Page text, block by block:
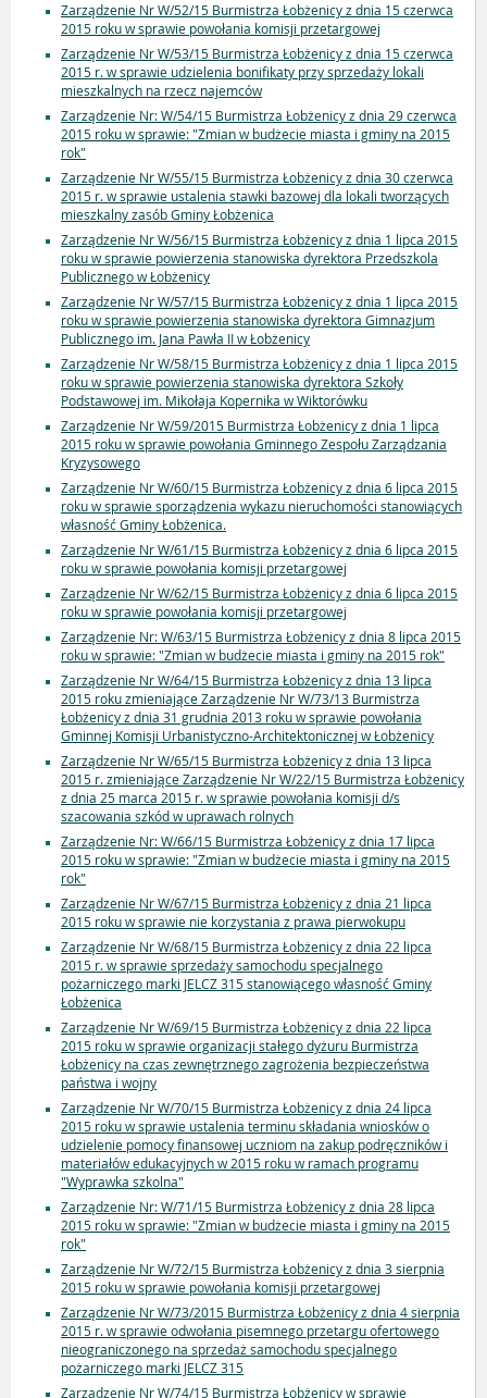
Zarządzenie Nr W/52/15 Burmistrza Łobżenicy z dnia 15 czerwca
2015 roku w sprawie powołania komisji przetargowej
Zarządzenie Nr W/53/15 Burmistrza Łobżenicy z dnia 15 czerwca
2015 r. w sprawie udzielenia bonifikaty przy sprzedaży lokali
mieszkalnych na rzecz najemców
Zarządzenie Nr: W/54/15 Burmistrza Łobżenicy z dnia 29 czerwca
2015 roku w sprawie: "Zmian w budżecie miasta i gminy na 2015
rok"
Zarządzenie Nr W/55/15 Burmistrza Łobżenicy z dnia 30 czerwca
2015 r. w sprawie ustalenia stawki bazowej dla lokali tworzących
mieszkalny zasób Gminy Łobżenica
Zarządzenie Nr W/56/15 Burmistrza Łobżenicy z dnia 1 lipca 2015
roku w sprawie powierzenia stanowiska dyrektora Przedszkola
Publicznego w Łobżenicy
Zarządzenie Nr W/57/15 Burmistrza Łobżenicy z dnia 1 lipca 2015
roku w sprawie powierzenia stanowiska dyrektora Gimnazjum
Publicznego im. Jana Pawła II w Łobżenicy
Zarządzenie Nr W/58/15 Burmistrza Łobżenicy z dnia 1 lipca 2015
roku w sprawie powierzenia stanowiska dyrektora Szkoły
Podstawowej im. Mikołaja Kopernika w Wiktorówku
Zarządzenie Nr W/59/2015 Burmistrza Łobżenicy z dnia 1 lipca
2015 roku w sprawie powołania Gminnego Zespołu Zarządzania
Kryzysowego
Zarządzenie Nr W/60/15 Burmistrza Łobżenicy z dnia 6 lipca 2015
roku w sprawie sporządzenia wykazu nieruchomości stanowiących
własność Gminy Łobżenica.
Zarządzenie Nr W/61/15 Burmistrza Łobżenicy z dnia 6 lipca 2015
roku w sprawie powołania komisji przetargowej
Zarządzenie Nr W/62/15 Burmistrza Łobżenicy z dnia 6 lipca 2015
roku w sprawie powołania komisji przetargowej
Zarządzenie Nr: W/63/15 Burmistrza Łobżenicy z dnia 8 lipca 2015
roku w sprawie: "Zmian w budżecie miasta i gminy na 2015 rok"
Zarządzenie Nr W/64/15 Burmistrza Łobżenicy z dnia 13 lipca
2015 roku zmieniające Zarządzenie Nr W/73/13 Burmistrza
Łobżenicy z dnia 31 grudnia 2013 roku w sprawie powołania
Gminnej Komisji Urbanistyczno-Architektonicznej w Łobżenicy
Zarządzenie Nr W/65/15 Burmistrza Łobżenicy z dnia 13 lipca
2015 r. zmieniające Zarządzenie Nr W/22/15 Burmistrza Łobżenicy
z dnia 25 marca 2015 r. w sprawie powołania komisji d/s
szacowania szkód w uprawach rolnych
Zarządzenie Nr: W/66/15 Burmistrza Łobżenicy z dnia 17 lipca
2015 roku w sprawie: "Zmian w budżecie miasta i gminy na 2015
rok"
Zarządzenie Nr W/67/15 Burmistrza Łobżenicy z dnia 21 lipca
2015 roku w sprawie nie korzystania z prawa pierwokupu
Zarządzenie Nr W/68/15 Burmistrza Łobżenicy z dnia 22 lipca
2015 r. w sprawie sprzedaży samochodu specjalnego
pożarniczego marki JELCZ 315 stanowiącego własność Gminy
Łobżenica
Zarządzenie Nr W/69/15 Burmistrza Łobżenicy z dnia 22 lipca
2015 roku w sprawie organizacji stałego dyżuru Burmistrza
Łobżenicy na czas zewnętrznego zagrożenia bezpieczeństwa
państwa i wojny
Zarządzenie Nr W/70/15 Burmistrza Łobżenicy z dnia 24 lipca
2015 roku w sprawie ustalenia terminu składania wniosków o
udzielenie pomocy finansowej uczniom na zakup podręczników i
materiałów edukacyjnych w 2015 roku w ramach programu
"Wyprawka szkolna"
Zarządzenie Nr: W/71/15 Burmistrza Łobżenicy z dnia 28 lipca
2015 roku w sprawie: "Zmian w budżecie miasta i gminy na 2015
rok"
Zarządzenie Nr W/72/15 Burmistrza Łobżenicy z dnia 3 sierpnia
2015 roku w sprawie powołania komisji przetargowej
Zarządzenie Nr W/73/2015 Burmistrza Łobżenicy z dnia 4 sierpnia
2015 r. w sprawie odwołania pisemnego przetargu ofertowego
nieograniczonego na sprzedaż samochodu specjalnego
pożarniczego marki JELCZ 315
Zarządzenie Nr W/74/15 Burmistrza Łobżenicy w sprawie